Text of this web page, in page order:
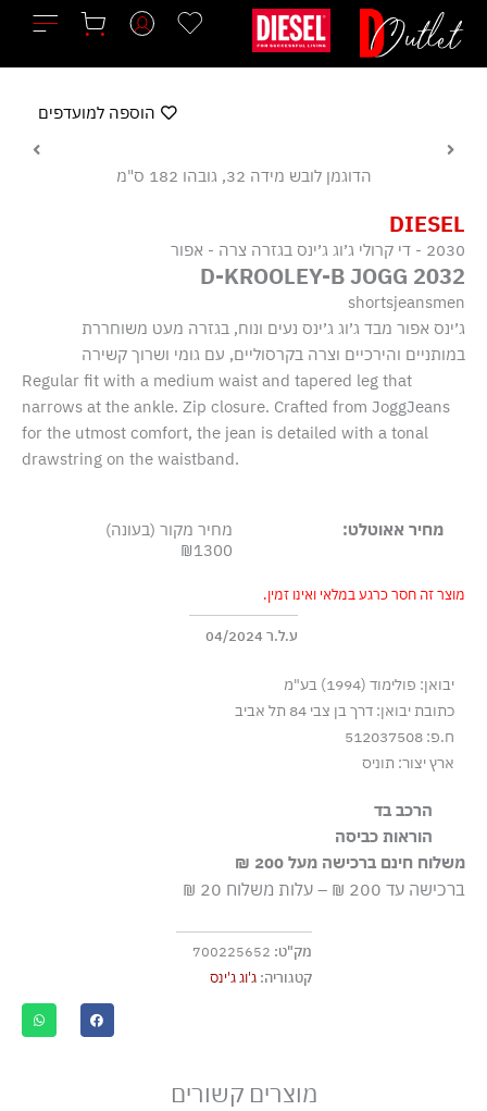
לתוכן
DIESEL
2030 - די קרולי ג׳וג ג׳ינס בגזרה צרה - אפור
2032 D-KROOLEY-B JOGG
shortsjeansmen
ג׳ינס אפור מבד ג׳וג ג׳ינס נעים ונוח, בגזרה מעט משוחררת
במותניים והירכיים וצרה בקרסוליים, עם גומי ושרוך קשירה
Regular fit with a medium waist and tapered leg that
narrows at the ankle. Zip closure. Crafted from JoggJeans
for the utmost comfort, the jean is detailed with a tonal
drawstring on the waistband.
מחיר אאוטלט:
מחיר מקור (בעונה)
₪1300
מוצר זה חסר כרגע במלאי ואינו זמין.
ע.ל.ר 04/2024
יבואן: פולימוד (1994) בע"מ
כתובת יבואן: דרך בן צבי 84 תל אביב
ח.פ: 512037508
ארץ יצור: תוניס
הרכב בד
90% כותנה 8% פוליאסטר 2% אלסטןהוראות כביסה
כביסה עדינה במכונה עד-30°C
ללא חומרי הלבנה, ללא השריה
גיהוץ בחום נמוך
אסור לנקות בניקוי יבש
משלוח חינם ברכישה מעל 200 ₪
ברכישה עד 200 ₪ – עלות משלוח 20 ₪
מק"ט: 700225652
קטגוריה:ג'וג ג'ינס
הוספה למועדפים
הדוגמן לובש מידה 32, גובהו 182 ס"מ
מוצרים קשורים